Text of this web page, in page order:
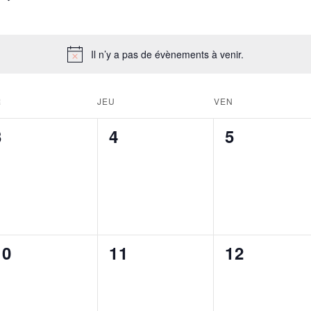
Il n’y a pas de évènements à venir.
JEU VEN
0
4
0
5
0
11
0
12